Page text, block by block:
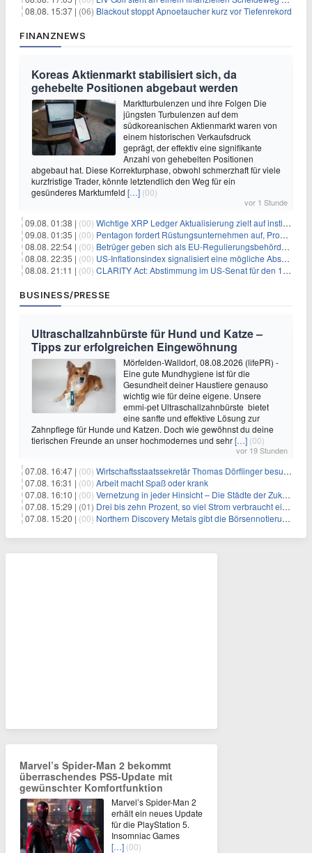
08.08. 15:37 | (06) Blackout stoppt Apnoetaucher kurz vor Tiefenrekord
FINANZNEWS
Koreas Aktienmarkt stabilisiert sich, da
gehebelte Positionen abgebaut werden
Marktturbulenzen und ihre Folgen Die
jüngsten Turbulenzen auf dem
südkoreanischen Aktienmarkt waren von
einem historischen Verkaufsdruck
geprägt, der effektiv eine signifikante
Anzahl von gehebelten Positionen
abgebaut hat. Diese Korrekturphase, obwohl schmerzhaft für viele
kurzfristige Trader, könnte letztendlich den Weg für ein
gesünderes Marktumfeld […] (00)
vor 1 Stunde
09.08. 01:38 | (00) Wichtige XRP Ledger Aktualisierung zielt auf institutionelle Akzeptanz ab
09.08. 01:35 | (00) Pentagon fordert Rüstungsunternehmen auf, Produktion angesichts eskalierender globaler Spannungen zu steigern
08.08. 22:54 | (00) Betrüger geben sich als EU-Regulierungsbehörden aus, um Krypto-Nutzer nach MiCA-Deadline ins Visier zu nehmen
08.08. 22:35 | (00) US-Inflationsindex signalisiert eine mögliche Abschwächung der Inflationsdruck
08.08. 21:11 | (00) CLARITY Act: Abstimmung im US-Senat für den 15. September angesetzt
BUSINESS/PRESSE
Ultraschallzahnbürste für Hund und Katze –
Tipps zur erfolgreichen Eingewöhnung
Mörfelden-Walldorf, 08.08.2026 (lifePR) -
Eine gute Mundhygiene ist für die
Gesundheit deiner Haustiere genauso
wichtig wie für deine eigene. Unsere
emmi-pet Ultraschallzahnbürste bietet
eine sanfte und effektive Lösung zur
Zahnpflege für Hunde und Katzen. Doch wie gewöhnst du deine
tierischen Freunde an unser hochmodernes und sehr[…] (00)
vor 19 Stunden
07.08. 16:47 | (00) Wirtschaftsstaatssekretär Thomas Dörflinger besucht Handwerksbetrieb im Kammerbezirk Freiburg
07.08. 16:31 | (00) Arbeit macht Spaß oder krank
07.08. 16:10 | (00) Vernetzung in jeder Hinsicht – Die Städte der Zukunft sind grün-blau
07.08. 15:29 | (01) Drei bis zehn Prozent, so viel Strom verbraucht ein Aufzug im Gebäude
07.08. 15:20 | (00) Northern Discovery Metals gibt die Börsennotierung an der Frankfurter Wertpapierbörse bekannt
Marvel’s Spider-Man 2 bekommt
überraschendes PS5-Update mit
gewünschter Komfortfunktion
Marvel’s Spider-Man 2
erhält ein neues Update
für die PlayStation 5.
Insomniac Games
[…] (00)